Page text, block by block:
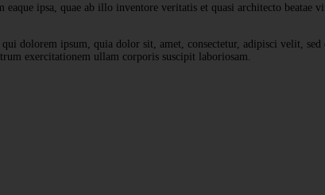
ipsa, quae ab illo inventore veritatis et quasi architecto beatae
dolorem ipsum, quia dolor sit, amet, consectetur, adipisci velit, sed
exercitationem ullam corporis suscipit laboriosam.